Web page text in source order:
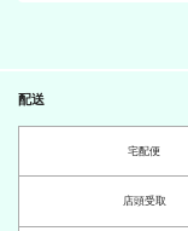
配送
宅配便
店頭受取